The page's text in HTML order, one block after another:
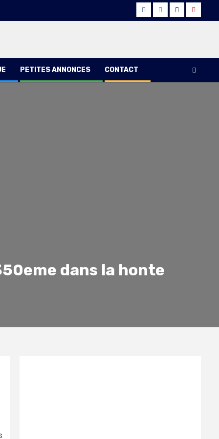
FacebookInstagram
Twitter
PETITES ANNONCES CONTACT
dans la honte